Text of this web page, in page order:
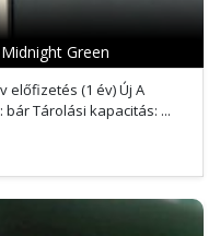
Green
előfizetés (1 év) Új A
Tárolási kapacitás: ...